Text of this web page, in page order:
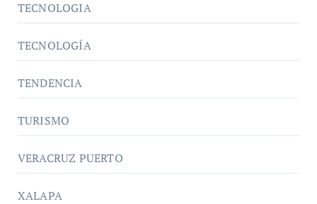
TECNOLOGIA
TECNOLOGÍA
TENDENCIA
TURISMO
VERACRUZ PUERTO
XALAPA